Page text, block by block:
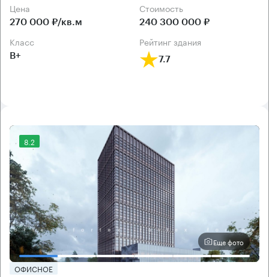
Цена
270 000 ₽/кв.м
Cтоимость
240 300 000 ₽
класс
B+
рейтинг здания
7.7
8.2
Еще фото
ОФИСНОЕ